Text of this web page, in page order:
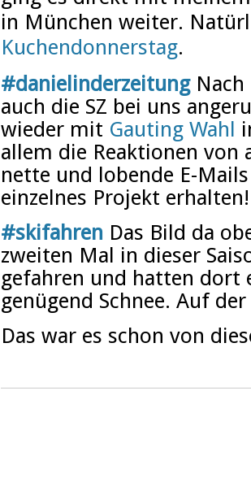
in München weiter.
Kuchendonnerstag.
#danielinderzeitungNach
auch die SZ bei uns
wieder mit Gauting Wahl
allem die Reaktionen von
nette und lobende E-
einzelnes Projekt erhalten!
#skifahren Das Bild da
zweiten Mal in dieser
gefahren und hatten
genügend Schnee. Auf
Das war es schon von